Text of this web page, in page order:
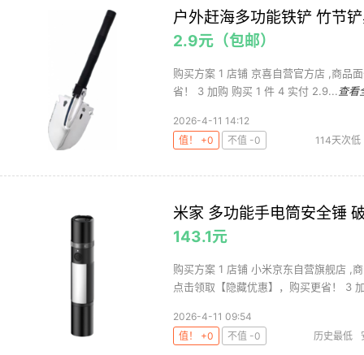
户外赶海多功能铁铲 竹节
2.9元（包邮）
购买方案 1 店铺 京喜自营官方店 ,商品
省！ 3 加购 购买 1 件 4 实付 2.9... 查看
2026-4-11 14:12
值！ +0
不值 -0 114天次低
米家 多功能手电筒安全锤
143.1元
购买方案 1 店铺 小米京东自营旗舰店 ,
点击领取【隐藏优惠】，购买更省！ 3
2026-4-11 09:54
值！ +0
不值 -0 历史最低